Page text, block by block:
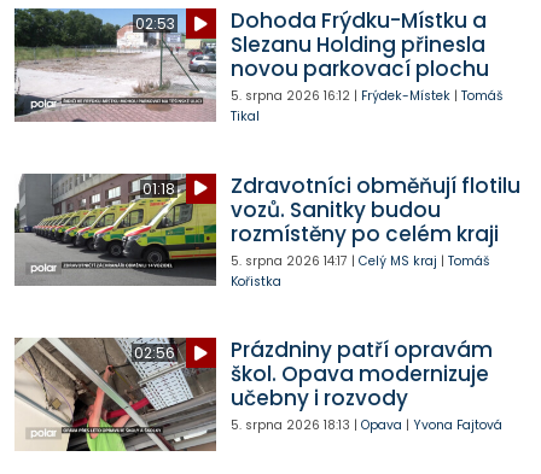
02:53
Dohoda Frýdku-Místku a
Slezanu Holding přinesla
novou parkovací plochu
5. srpna 2026 16:12| Frýdek-Místek| Tomáš
Tikal
01:18
Zdravotníci obměňují flotilu
vozů. Sanitky budou
rozmístěny po celém kraji
5. srpna 2026 14:17 | Celý MS kraj | Tomáš
Kořistka
02:56
Prázdniny patří opravám
škol. Opava modernizuje
učebny i rozvody
5. srpna 2026 18:13 | Opava | Yvona Fajtová